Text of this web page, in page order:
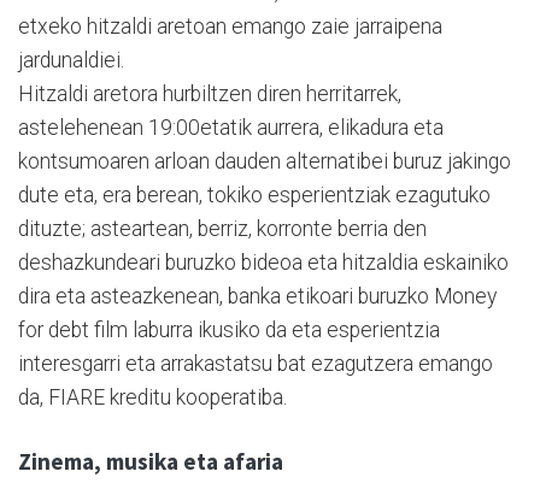
etxeko hitzaldi aretoan emango zaie jarraipena
jardunaldiei.
Hitzaldi aretora hurbiltzen diren herritarrek,
astelehenean 19:00etatik aurrera, elikadura eta
kontsumoaren arloan dauden alternatibei buruz jakingo
dute eta, era berean, tokiko esperientziak ezagutuko
dituzte; asteartean, berriz, korronte berria den
deshazkundeari buruzko bideoa eta hitzaldia eskainiko
dira eta asteazkenean, banka etikoari buruzko Money
for debt film laburra ikusiko da eta esperientzia
interesgarri eta arrakastatsu bat ezagutzera emango
da, FIARE kreditu kooperatiba.
Zinema, musika eta afaria